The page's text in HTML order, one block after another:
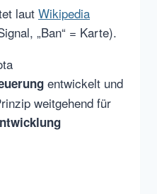
laut Wikipedia
„Ban“ = Karte).
entwickelt und
weitgehend für